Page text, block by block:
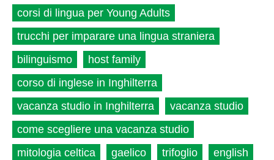
corsi di lingua per Young Adults
trucchi per imparare una lingua straniera
bilinguismo
host family
corso di inglese in Inghilterra
vacanza studio in Inghilterra
vacanza studio
come scegliere una vacanza studio
mitologia celtica
gaelico trifoglio
english